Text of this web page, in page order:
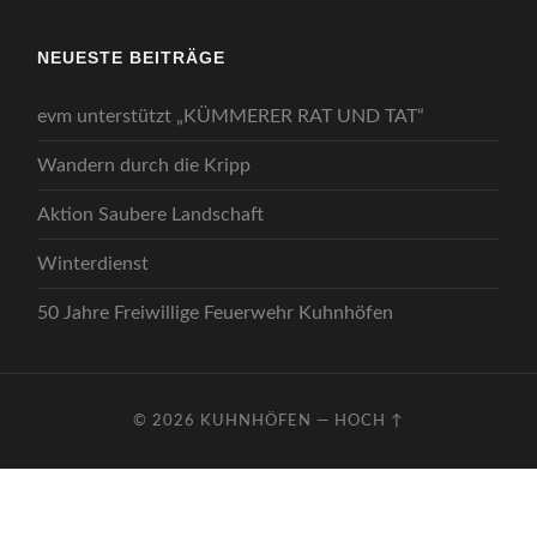
NEUESTE BEITRÄGE
evm unterstützt „KÜMMERER RAT UND TAT“
Wandern durch die Kripp
Aktion Saubere Landschaft
Winterdienst
50 Jahre Freiwillige Feuerwehr Kuhnhöfen
© 2026 KUHNHÖFEN — HOCH ↑